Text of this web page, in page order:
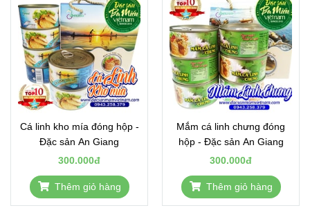
Cá linh kho mía đóng hộp -
Đặc sản An Giang
300.000đ
Thêm giỏ hàng
Mắm cá linh chưng đóng
hộp - Đặc sản An Giang
300.000đ
Thêm giỏ hàng